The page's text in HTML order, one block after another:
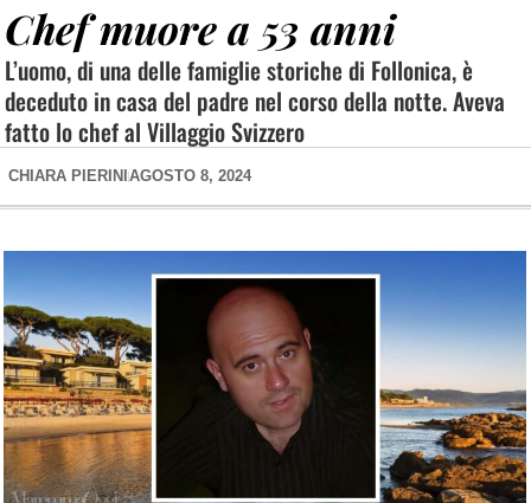
Chef muore a 53 anni
L’uomo, di una delle famiglie storiche di Follonica, è
deceduto in casa del padre nel corso della notte. Aveva
fatto lo chef al Villaggio Svizzero
CHIARA PIERINI AGOSTO 8, 2024